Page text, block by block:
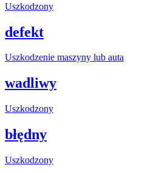
Uszkodzony
defekt
Uszkodzenie maszyny lub auta
wadliwy
Uszkodzony
błędny
Uszkodzony